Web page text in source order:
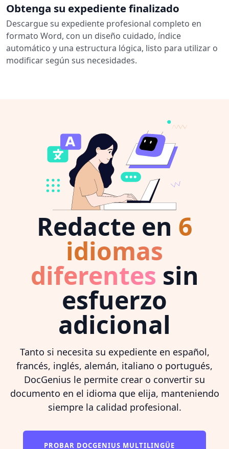
Obtenga su expediente finalizado
Descargue su expediente profesional completo en
formato Word, con un diseño cuidado, índice
automático y una estructura lógica, listo para utilizar o
modificar según sus necesidades.
Redacte en 6
idiomas
diferentes sin
esfuerzo
adicional
Tanto si necesita su expediente en español,
francés, inglés, alemán, italiano o portugués,
DocGenius le permite crear o convertir su
documento en el idioma que elija, manteniendo
siempre la calidad profesional.
PROBAR DOCGENIUS MULTILINGÜE